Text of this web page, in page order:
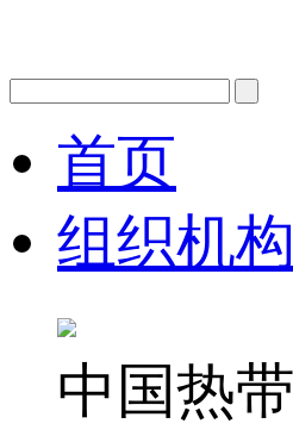
首页
组织机构
中国热